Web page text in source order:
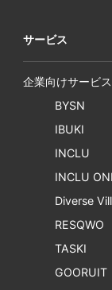
サービス
企業向けサービス
BYSN
IBUKI
INCLU
INCLU
Diverse
RESQWO
TASKI
GOORUIT